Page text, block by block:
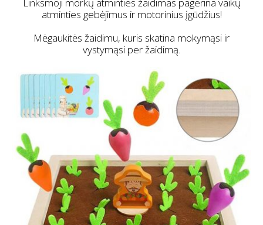
Pagerinkite atmintį
Linksmoji morkų atminties žaidimas pagerina vaikų
atminties gebėjimus ir motorinius įgūdžius!
Mėgaukitės žaidimu, kuris skatina mokymąsi ir
vystymąsi per žaidimą.